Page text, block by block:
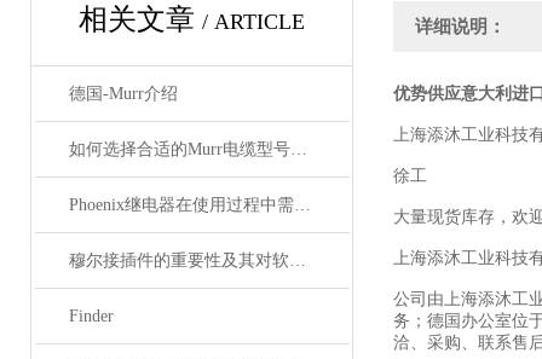
相关文章 / ARTICLE
德国-Murr介绍
如何选择合适的Murr电缆型号和规格？
Phoenix继电器在使用过程中需要注意哪些事项？
穆尔接插件的重要性及其对软件开发的影响
Finder
详细说明：
优势供应意大利进
上海添沐工业科技
徐工
大量现货库存，欢
上海添沐工业科技
公司由上海添沐工
务；德国办公室位
洽、采购、联系售